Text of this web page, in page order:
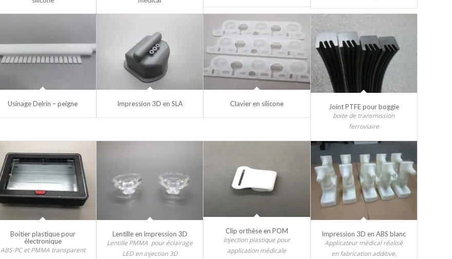
Usinage Delrin – peigne Impression 3D en SLA Clavier en silicone Joint PTFE pour boggie
boite de transmission
ferroviaire
Boitier plastique pour
électronique
ABS-PC et PMMA transparent
Lentille en impression 3D
Lentille PMMA pour éclairage
LED en injection 3D
Clip orthèse en POM
Injection plastique pour
application médicale
Impression 3D en ABS blanc
Applicateur médical réalisé
en fabrication additive,